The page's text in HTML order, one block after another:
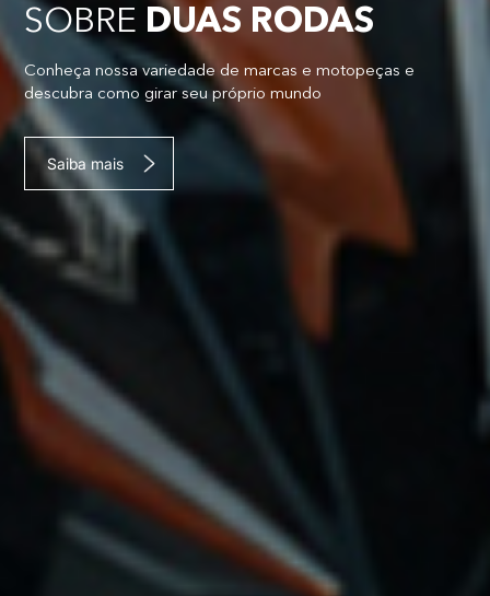
SOBRE DUAS RODAS
Conheça nossa variedade de marcas e motopeças e
descubra como girar seu próprio mundo
Saiba mais